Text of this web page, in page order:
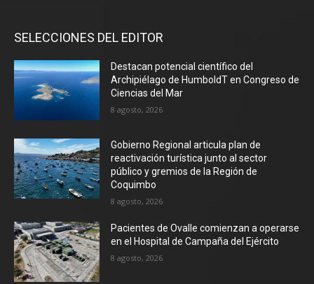
SELECCIONES DEL EDITOR
Destacan potencial científico del
Archipiélago de HumboldT en Congreso de
Ciencias del Mar
8 agosto, 2026
Gobierno Regional articula plan de
reactivación turística junto al sector
público y gremios de la Región de
Coquimbo
8 agosto, 2026
Pacientes de Ovalle comienzan a operarse
en el Hospital de Campaña del Ejército
8 agosto, 2026